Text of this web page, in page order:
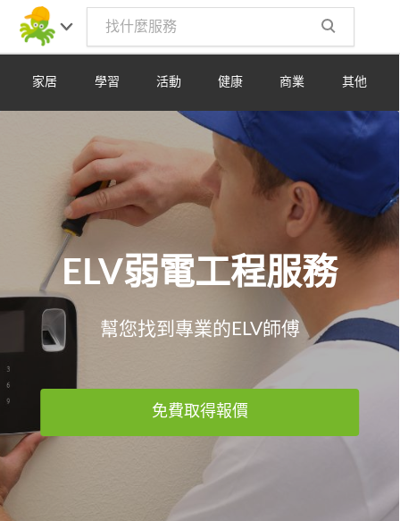
家居 學習 活動 健康 商業 其他
ELV弱電工程服務
幫您找到專業的ELV師傅
免費取得報價